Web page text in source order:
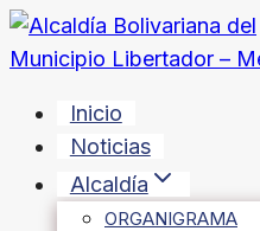
Saltar
al
Inicio
Noticias
Alcaldía
ORGANIGRAMA